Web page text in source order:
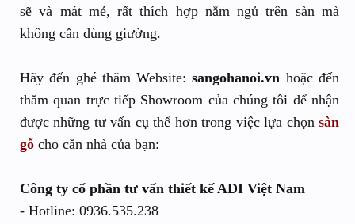
sẽ và mát mẻ, rất thích hợp nằm ngủ trên sàn mà
không cần dùng giường.
Hãy đến ghé thăm Website:sangohanoi.vn hoặc đến
thăm quan trực tiếp Showroom của chúng tôi để nhận
được những tư vấn cụ thể hơn trong việc lựa chọn sàn
gỗ cho căn nhà của bạn:
Công ty cổ phần tư vấn thiết kế ADI Việt Nam
- Hotline: 0936.535.238